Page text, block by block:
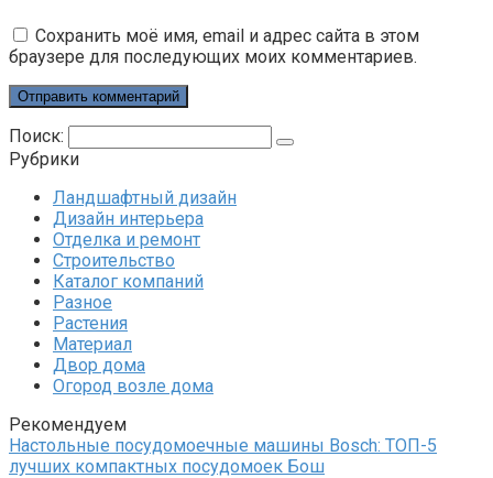
Сохранить моё имя, email и адрес сайта в этом
браузере для последующих моих комментариев.
Поиск:
Рубрики
Ландшафтный дизайн
Дизайн интерьера
Отделка и ремонт
Строительство
Каталог компаний
Разное
Растения
Материал
Двор дома
Огород возле дома
Рекомендуем
Настольные посудомоечные машины Bosch: ТОП-5
лучших компактных посудомоек Бош